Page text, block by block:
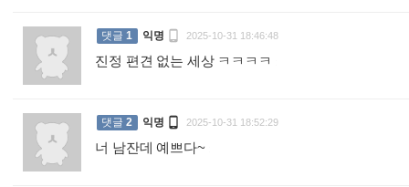
댓글 1 익명  2025-10-31 18:46:48
진정 편견 없는 세상 ㅋㅋㅋㅋ
댓글 2 익명  2025-10-31 18:52:29
너 남잔데 예쁘다~